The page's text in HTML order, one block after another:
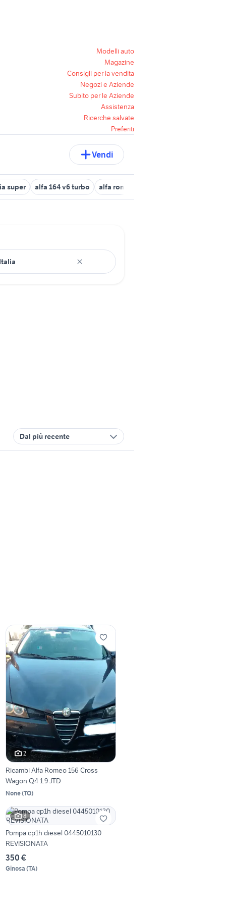
Modelli auto
Magazine
Consigli per la vendita
Negozi e Aziende
Subito per le Aziende
Assistenza
Ricerche salvate
Preferiti
Vendi
super alfa 164 v6 turbo alfa romeo tonale diesel
Dal più recente
2
Ricambi Alfa Romeo 156 Cross
Wagon Q4 1.9 JTD
None(TO)
8
Pompa cp1h diesel 0445010130
REVISIONATA
350 €
Ginosa (TA)